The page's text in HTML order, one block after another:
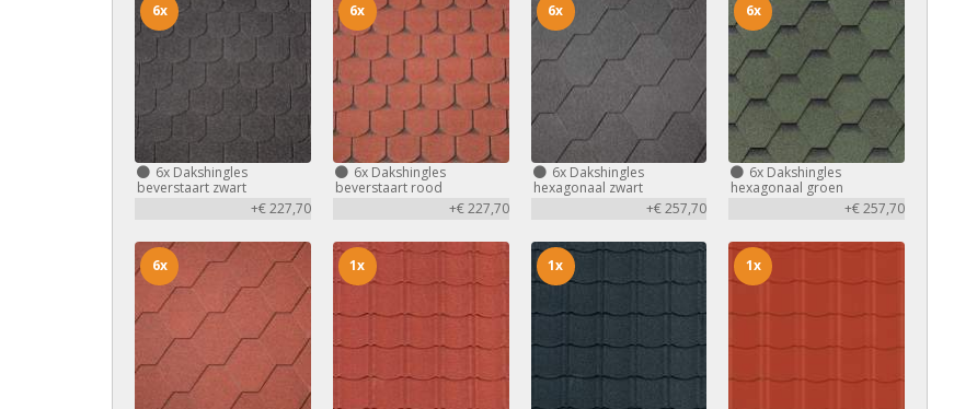
6x Dakshingles
beverstaart zwart
+€ 227,70
6x
6xDakshingles
beverstaart rood
+€ 227,70
6x
6xDakshingles
hexagonaal zwart
+€ 257,70
6x
6x Dakshingles
hexagonaal groen
+€ 257,70
6x
6x 1x 1x 1x